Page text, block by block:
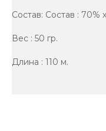
Состав: Состав : 70%
Вес : 50 гр.
Длина : 110 м.